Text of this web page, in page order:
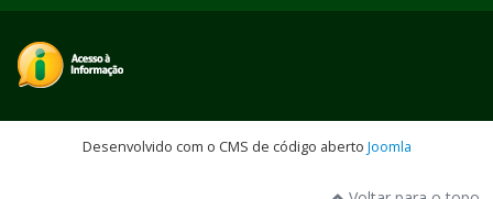
Desenvolvido com o CMS de código aberto Joomla